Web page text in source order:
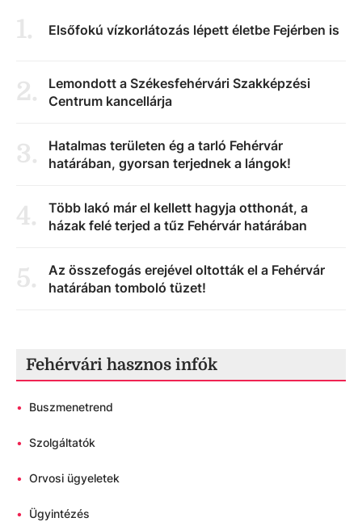
1. Elsőfokú vízkorlátozás lépett életbe Fejérben is
2.
Lemondott a Székesfehérvári Szakképzési
Centrum kancellárja
3.
Hatalmas területen ég a tarló Fehérvár
határában, gyorsan terjednek a lángok!
4.
Több lakó már el kellett hagyja otthonát, a
házak felé terjed a tűz Fehérvár határában
5.
Az összefogás erejével oltották el a Fehérvár
határában tomboló tüzet!
Fehérvári hasznos infók
• Buszmenetrend
• Szolgáltatók
• Orvosi ügyeletek
• Ügyintézés